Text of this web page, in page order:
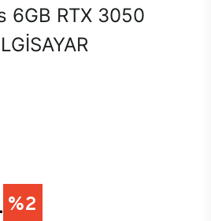
6GB RTX 3050
%2